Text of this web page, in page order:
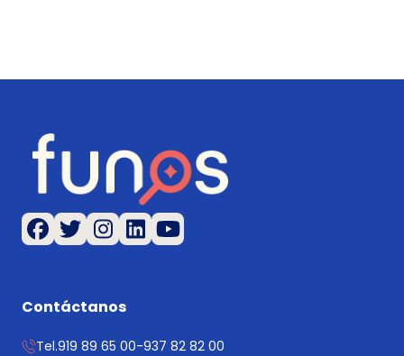
Contáctanos
Tel.919 89 65 00-937 82 82 00